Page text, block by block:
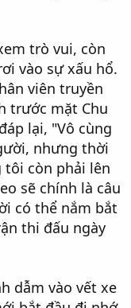
trò vui, còn
vào sự xấu hổ.
viên truyền
trước mặt Chu
lại, "Vô cùng
nhưng thời
tôi còn phải lên
sẽ chính là câu
có thể nắm bắt
thi đấu ngày
dẫm vào vết xe